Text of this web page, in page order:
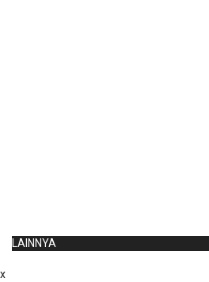
LAINNYA
x